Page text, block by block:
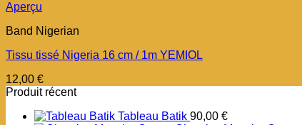
Aperçu
Band Nigerian
Tissu tissé Nigeria 16 cm / 1m YEMIOL
12,00 €
Produit récent
Tableau Batik 90,00 €